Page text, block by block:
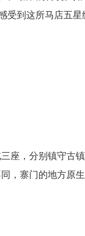
受到这所马店五星
座，分别镇守古
，寨门的地方原